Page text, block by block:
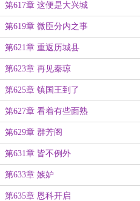
第617章 这便是大兴城
第619章 微臣分内之事
第621章 重返历城县
第623章 再见秦琼
第625章 镇国王到了
第627章 看着有些面熟
第629章 群芳阁
第631章 皆不例外
第633章 嫉妒
第635章 恩科开启